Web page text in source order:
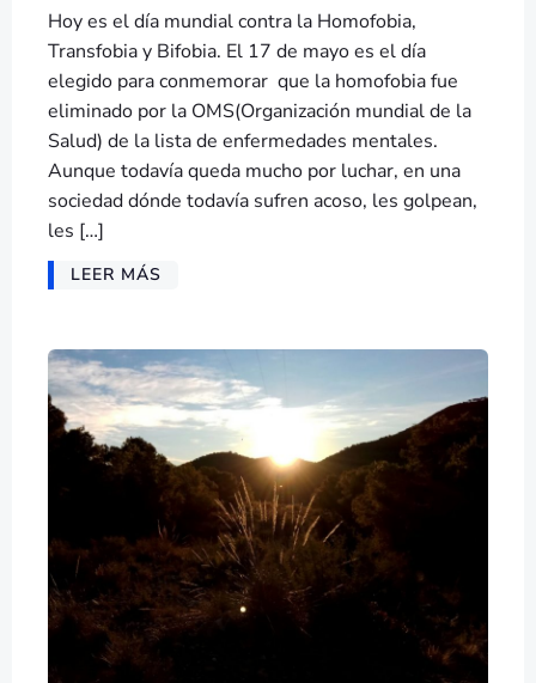
Hoy es el día mundial contra la Homofobia,
Transfobia y Bifobia. El 17 de mayo es el día
elegido para conmemorar que la homofobia fue
eliminado por la OMS(Organización mundial de la
Salud) de la lista de enfermedades mentales.
Aunque todavía queda mucho por luchar, en una
sociedad dónde todavía sufren acoso, les golpean,
les […]
LEER MÁS